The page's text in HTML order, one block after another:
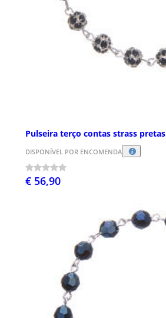
Pulseira terço contas strass pretas
DISPONÍVEL POR ENCOMENDA
€ 56,90